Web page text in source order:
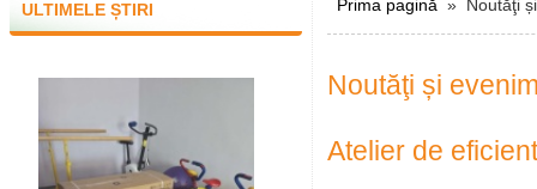
ULTIMELE ȘTIRI Prima pagină » Noutăţi
Noutăţi și
Atelier de